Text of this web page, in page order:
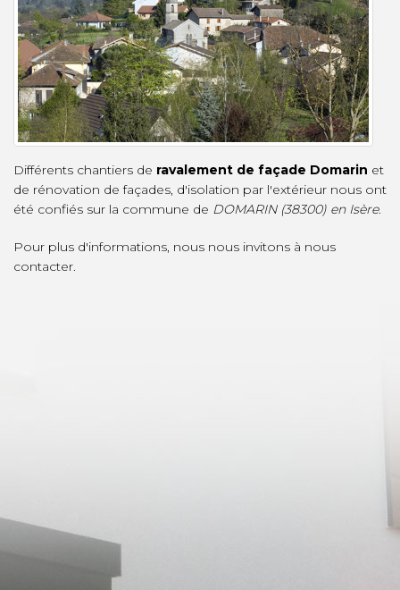
Différents chantiers de ravalement de façade Domarin et
de rénovation de façades, d'isolation par l'extérieur nous ont
été confiés sur la commune de DOMARIN (38300) en Isère.
Pour plus d'informations, nous nous invitons à nous
contacter.